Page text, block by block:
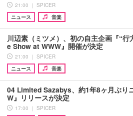
21:00 ｜ SPICER
ニュース
音楽
川辺素（ミツメ）、初の自主企画『“行
e Show at WWW』開催が決定
21:00 ｜ SPICER
ニュース
音楽
04 Limited Sazabys、約1年8ヶ月ぶり
W』リリースが決定
17:00 ｜ SPICER